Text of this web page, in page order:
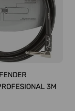
3M